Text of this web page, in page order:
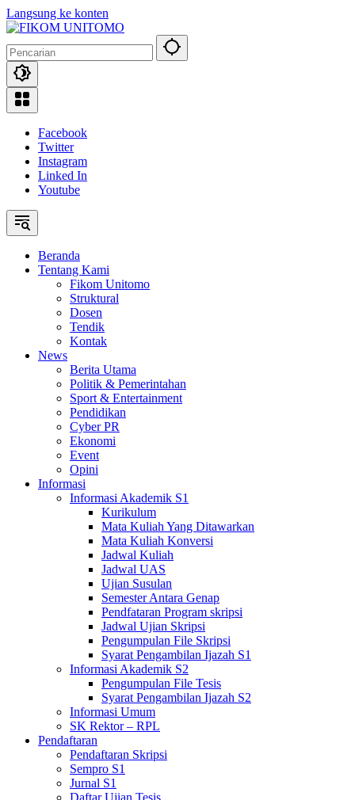
Langsung ke konten
Facebook
Twitter
Instagram
Linked In
Youtube
Beranda
Tentang Kami
Fikom Unitomo
Struktural
Dosen
Tendik
Kontak
News
Berita Utama
Politik & Pemerintahan
Sport & Entertainment
Pendidikan
Cyber PR
Ekonomi
Event
Opini
Informasi
Informasi Akademik S1
Kurikulum
Mata Kuliah Yang Ditawarkan
Mata Kuliah Konversi
Jadwal Kuliah
Jadwal UAS
Ujian Susulan
Semester Antara Genap
Pendfataran Program skripsi
Jadwal Ujian Skripsi
Pengumpulan File Skripsi
Syarat Pengambilan Ijazah S1
Informasi Akademik S2
Pengumpulan File Tesis
Syarat Pengambilan Ijazah S2
Informasi Umum
SK Rektor – RPL
Pendaftaran
Pendaftaran Skripsi
Sempro S1
Jurnal S1
Daftar Ujian Tesis